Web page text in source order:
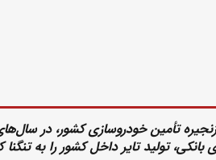
تأمین خودروسازی کشور، در
تولید تایر داخل کشور را به